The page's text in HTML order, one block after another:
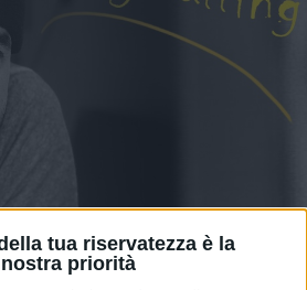
tua riservatezza è la
nostra priorità
in divenire, tra sprazzi di